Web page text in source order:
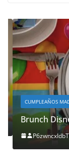
CUMPLEAÑOS
Brunch